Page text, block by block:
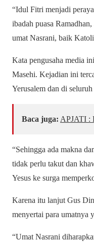
“Idul Fitri menjadi
ibadah puasa
umat Nasrani, baik
Kata pengusaha media
Masehi. Kejadian ini
Yerusalem dan di
Baca juga: APJATI :
“Sehingga ada makna
tidak perlu takut dan
Yesus ke surga
Karena itu lanjut Gus
menyertai para umatnya
“Umat Nasrani